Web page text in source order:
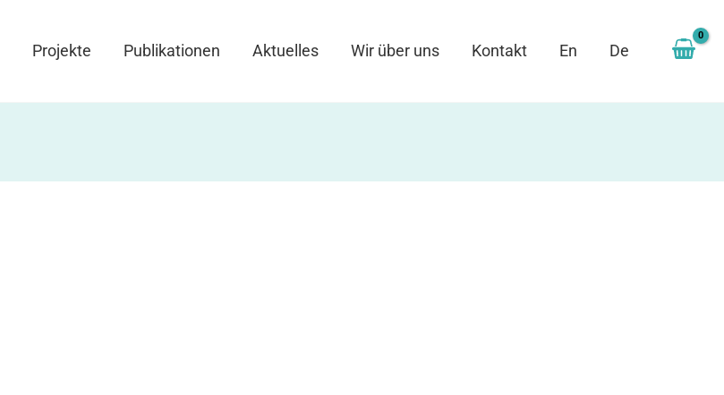
Projekte Publikationen Aktuelles Wir über uns Kontakt En De